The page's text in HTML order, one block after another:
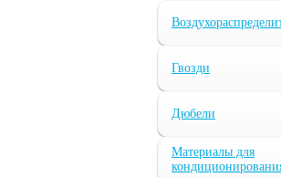
Гвозди
Дюбели
Материалы для